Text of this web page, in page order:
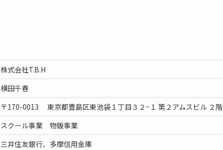
株式会社T.B.H
横田千春
〒170-0013 東京都豊島区東池袋１丁目３２−１ 第２アムスビル ２階
スクール事業 物販事業
三井住友銀行、多摩信用金庫